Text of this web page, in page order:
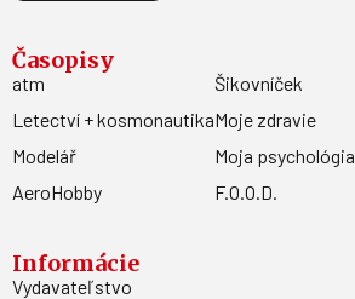
Časopisy
atm
Letectví + kosmonautika
Modelář
AeroHobby
Šikovníček
Moje zdravie
Moja psychológia
F.O.O.D.
Informácie
Vydavateľstvo